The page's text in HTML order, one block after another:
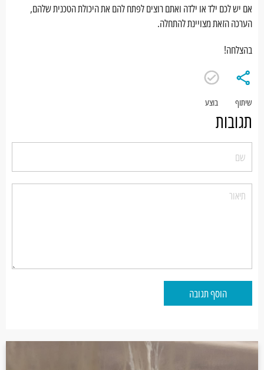
אם יש לכם ילד או ילדה ואתם רוצים לפתח להם את היכולת הטכנית שלהם,
הערכה הזאת מצויינת להתחלה.
בהצלחה!
שיתוף בוצע
תגובות
הוסף תגובה